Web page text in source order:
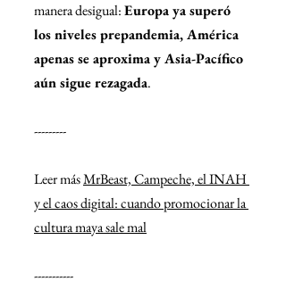
manera desigual: Europa ya superó
los niveles prepandemia, América
apenas se aproxima y Asia-Pacífico
aún sigue rezagada.
---------
Leer más MrBeast, Campeche, el INAH
y el caos digital: cuando promocionar la
cultura maya sale mal
-----------